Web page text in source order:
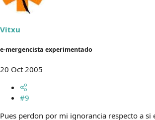
Vitxu
e-mergencista experimentado
20 Oct 2005
#9
Pues perdon por mi ignorancia respecto a si